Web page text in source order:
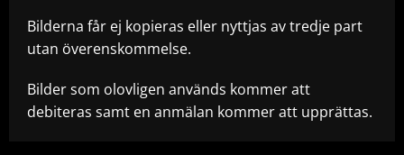
Bilderna får ej kopieras eller nyttjas av tredje part
utan överenskommelse.
Bilder som olovligen används kommer att
debiteras samt en anmälan kommer att upprättas.